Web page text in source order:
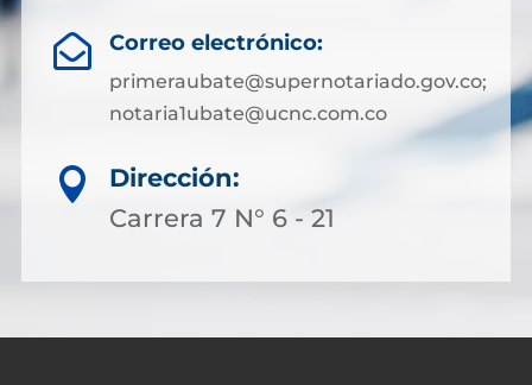
 Correo electrónico:
primeraubate@supernotariado.gov.co;
notaria1ubate@ucnc.com.co

Dirección:
Carrera 7 N° 6 - 21